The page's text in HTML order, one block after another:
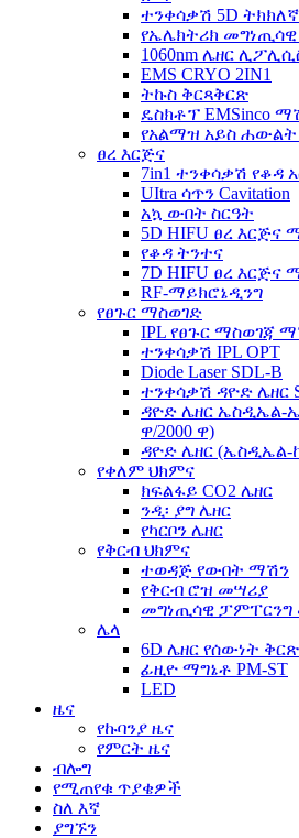
ተንቀሳቃሽ 5D
የኤሌክትሪክ መግነጢሳዊ
1060nm ሌዘር
EMS CRYO 2IN1
ትኩስ ቅርጻቅርጽ
ዴስክቶፕ EMSinco
የአልማዝ አይስ
ፀረ እርጅና
7in1 ተንቀሳቃሽ የቆዳ
UItra ሳጥን Cavitation
አኳ ውበት ስርዓት
5D HIFU ፀረ እርጅና
የቆዳ ትንተና
7D HIFU ፀረ እርጅና
RF-ማይክሮኔዲንግ
የፀጉር ማስወገድ
IPL የፀጉር ማስወገጃ
ተንቀሳቃሽ IPL OPT
Diode Laser SDL-B
ተንቀሳቃሽ ዳዮድ ሌዘር
ዳዮድ ሌዘር ኤስዲኤል-
ዋ/2000 ዋ)
ዳዮድ ሌዘር (ኤስዲኤል-
የቀለም ህክምና
ክፍልፋይ CO2 ሌዘር
ንዲ፡ ያግ ሌዘር
የካርቦን ሌዘር
የቅርብ ህክምና
ተወዳጅ የውበት ማሽን
የቅርብ ሮዝ መሣሪያ
መግነጢሳዊ ፓምፐርንግ
ሌላ
6D ሌዘር የሰውነት ቅርጽ
ፊዚዮ ማግኔቶ PM-ST
LED
ዜና
የኩባንያ ዜና
የምርት ዜና
ብሎግ
የሚጠየቁ ጥያቄዎች
ስለ እኛ
ያግኙን